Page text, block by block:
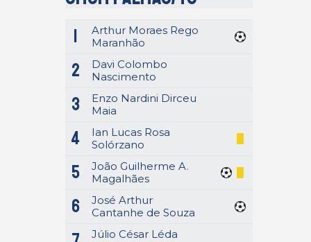
1
Arthur Moraes Rego
Maranhão
2
Davi Colombo
Nascimento
3
Enzo Nardini Dirceu
Maia
4
Ian Lucas Rosa
Solórzano
5
João Guilherme A.
Magalhães
6
José Arthur
Cantanhe de Souza
Júlio César Léda